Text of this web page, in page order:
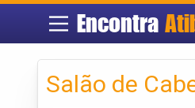
Encontra
Salão de